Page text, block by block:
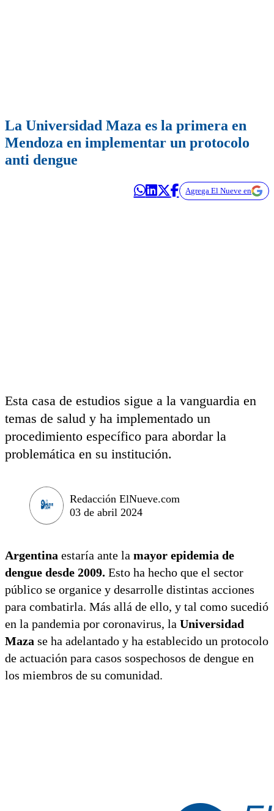
La Universidad Maza es la primera en
Mendoza en implementar un protocolo
anti dengue
Agrega El Nueve en
Esta casa de estudios sigue a la vanguardia en
temas de salud y ha implementado un
procedimiento específico para abordar la
problemática en su institución.
Redacción ElNueve.com
03 de abril 2024
Argentina estaría ante la mayor epidemia de
dengue desde 2009. Esto ha hecho que el sector
público se organice y desarrolle distintas acciones
para combatirla. Más allá de ello, y tal como sucedió
en la pandemia por coronavirus, la Universidad
Maza se ha adelantado y ha establecido un protocolo
de actuación para casos sospechosos de dengue en
los miembros de su comunidad.